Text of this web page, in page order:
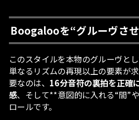
Boogalooを“グルーヴさ
このスタイルを本物のグルーヴと
単なるリズムの再現以上の要素が
要なのは、 16分音符の裏拍を正確
感、そして**意図的に入れる“間”
ロールです。